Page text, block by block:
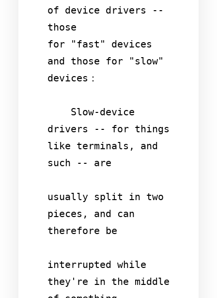
of device drivers --
those
for "fast" devices
and those for "slow"
devices：
drivers -- for things
like terminals, and
such -- are
usually split in two
pieces, and can
therefore be
interrupted while
they're in the middle